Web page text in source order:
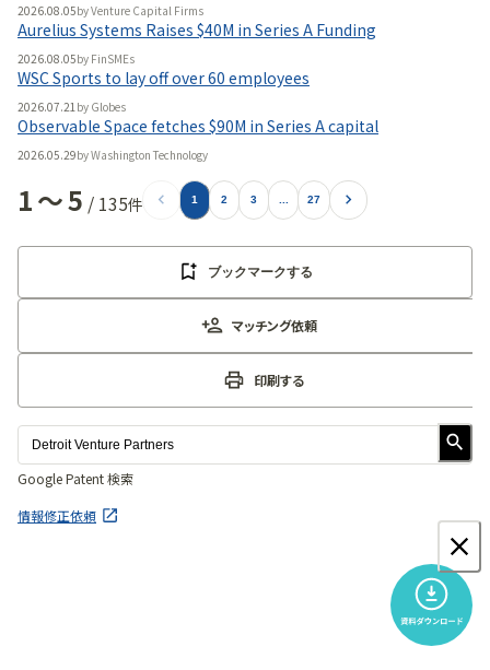
2026.08.05byVenture Capital Firms
Aurelius Systems Raises $40M in Series A Funding
2026.08.05by FinSMEs
WSC Sports to lay off over 60 employees
2026.07.21 by Globes
Observable Space fetches $90M in Series A capital
2026.05.29byWashington Technology
1〜5 / 135件 1 2 3 27
ブックマークする
マッチング依頼
印刷する
Google Patent 検索
情報修正依頼